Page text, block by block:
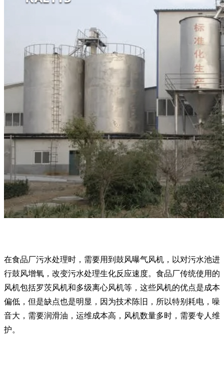
在食品厂污水处理时，需要用到鼓风曝气风机，以对污水池进
行鼓风增氧，改变污水处理生化反应速度。食品厂传统使用的
风机包括罗茨风机和多级离心风机等，这些风机的优点是成本
偏低，但是缺点也是明显，因为技术陈旧，所以特别耗电，噪
音大，需要润滑油，运维成本高，风机数量多时，需要专人维
护。